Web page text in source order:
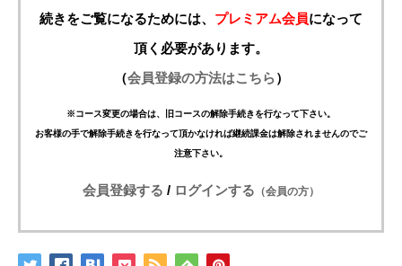
続きをご覧になるためには、 プレミアム会員になって
頂く必要があります。
（会員登録の方法はこちら）
※コース変更の場合は、旧コースの解除手続きを行なって下さい。
お客様の手で解除手続きを行なって頂かなければ継続課金は解除されませんのでご
注意下さい。
会員登録する / ログインする （会員の方）